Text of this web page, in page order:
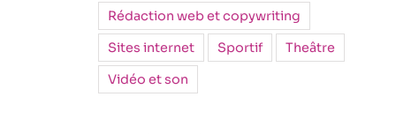
Rédaction web et copywriting
Sites internet
Sportif
Theâtre
Vidéo et son